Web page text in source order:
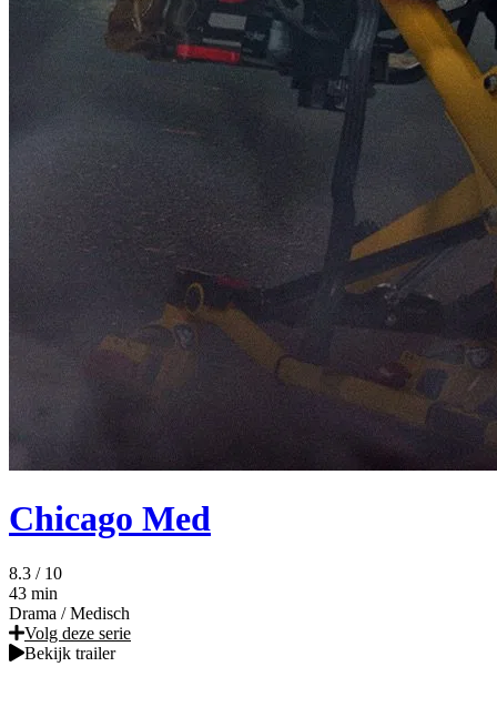
Chicago Med
8.3 / 10
43 min
Drama / Medisch
Volg deze serie
Bekijk trailer